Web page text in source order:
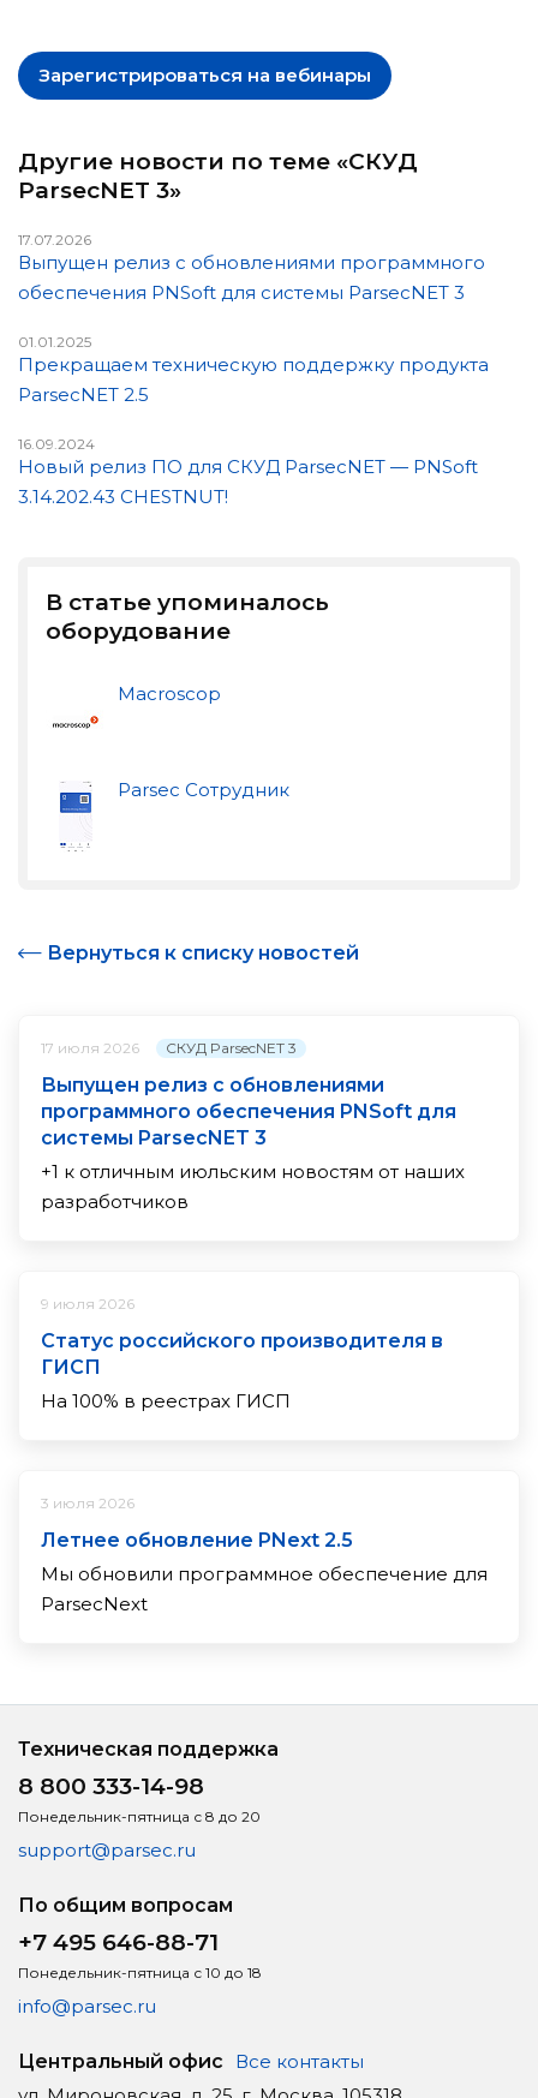
Зарегистрироваться на вебинары
Другие новости по теме «СКУД
ParsecNET 3»
17.07.2026
Выпущен релиз с обновлениями программного
обеспечения PNSoft для системы ParsecNET 3
01.01.2025
Прекращаем техническую поддержку продукта
ParsecNET 2.5
16.09.2024
Новый релиз ПО для СКУД ParsecNET — PNSoft
3.14.202.43 CHESTNUT!
В статье упоминалось
оборудование
Macroscop
Parsec Сотрудник
Вернуться к списку новостей
17 июля 2026 СКУД ParsecNET 3
Выпущен релиз с обновлениями
программного обеспечения PNSoft для
системы ParsecNET 3
+1 к отличным июльским новостям от наших
разработчиков
9 июля 2026
Статус российского производителя в
ГИСП
На 100% в реестрах ГИСП
3 июля 2026
Летнее обновление PNext 2.5
Мы обновили программное обеспечение для
ParsecNext
Техническая поддержка
8 800 333-14-98
Понедельник-пятница с 8 до 20
support@parsec.ru
По общим вопросам
+7 495 646-88-71
Понедельник-пятница с 10 до 18
info@parsec.ru
Центральный офис
Все контакты